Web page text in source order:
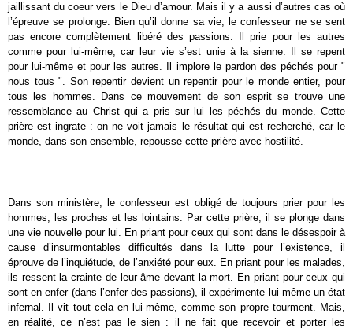
jaillissant du coeur vers le Dieu d’amour. Mais il y a aussi d’autres cas où
l’épreuve se prolonge. Bien qu’il donne sa vie, le confesseur ne se sent
pas encore complètement libéré des passions. Il prie pour les autres
comme pour lui-même, car leur vie s’est unie à la sienne. Il se repent
pour lui-même et pour les autres. Il implore le pardon des péchés pour "
nous tous ". Son repentir devient un repentir pour le monde entier, pour
tous les hommes. Dans ce mouvement de son esprit se trouve une
ressemblance au Christ qui a pris sur lui les péchés du monde. Cette
prière est ingrate : on ne voit jamais le résultat qui est recherché, car le
monde, dans son ensemble, repousse cette prière avec hostilité.
Dans son ministère, le confesseur est obligé de toujours prier pour les
hommes, les proches et les lointains. Par cette prière, il se plonge dans
une vie nouvelle pour lui. En priant pour ceux qui sont dans le désespoir à
cause d’insurmontables difficultés dans la lutte pour l’existence, il
éprouve de l’inquiétude, de l’anxiété pour eux. En priant pour les malades,
ils ressent la crainte de leur âme devant la mort. En priant pour ceux qui
sont en enfer (dans l’enfer des passions), il expérimente lui-même un état
infernal. Il vit tout cela en lui-même, comme son propre tourment. Mais,
en réalité, ce n’est pas le sien : il ne fait que recevoir et porter les